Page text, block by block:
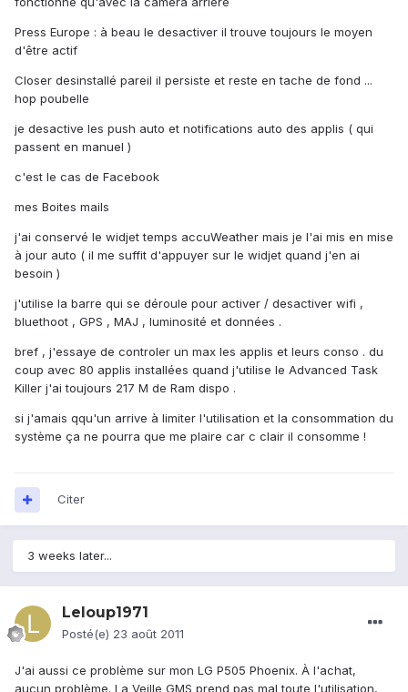
Press Europe : à beau le desactiver il trouve toujours le moyen
d'être actif
Closer desinstallé pareil il persiste et reste en tache de fond ...
hop poubelle
je desactive les push auto et notifications auto des applis ( qui
passent en manuel )
c'est le cas de Facebook
mes Boites mails
j'ai conservé le widjet temps accuWeather mais je l'ai mis en mise
à jour auto ( il me suffit d'appuyer sur le widjet quand j'en ai
besoin )
j'utilise la barre qui se déroule pour activer / desactiver wifi ,
bluethoot , GPS , MAJ , luminosité et données .
bref , j'essaye de controler un max les applis et leurs conso . du
coup avec 80 applis installées quand j'utilise le Advanced Task
Killer j'ai toujours 217 M de Ram dispo .
si j'amais qqu'un arrive à limiter l'utilisation et la consommation du
système ça ne pourra que me plaire car c clair il consomme !
Citer
3 weeks later...
Leloup1971
Posté(e) 23 août 2011
J'ai aussi ce problème sur mon LG P505 Phoenix. À l'achat,
aucun problème. La Veille GMS prend pas mal toute l'utilisation,